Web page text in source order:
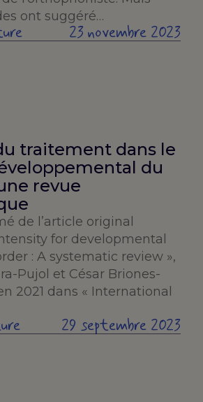
ont suggéré…
23 novembre 2023
traitement dans le
du
revue
de l’article original
for developmental
: A systematic review »,
Pujol et César Briones-
2021 dans « International
29 septembre 2023